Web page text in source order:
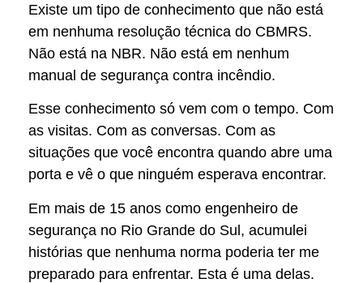
Existe um tipo de conhecimento que não está
em nenhuma resolução técnica do CBMRS.
Não está na NBR. Não está em nenhum
manual de segurança contra incêndio.
Esse conhecimento só vem com o tempo. Com
as visitas. Com as conversas. Com as
situações que você encontra quando abre uma
porta e vê o que ninguém esperava encontrar.
Em mais de 15 anos como engenheiro de
segurança no Rio Grande do Sul, acumulei
histórias que nenhuma norma poderia ter me
preparado para enfrentar. Esta é uma delas.